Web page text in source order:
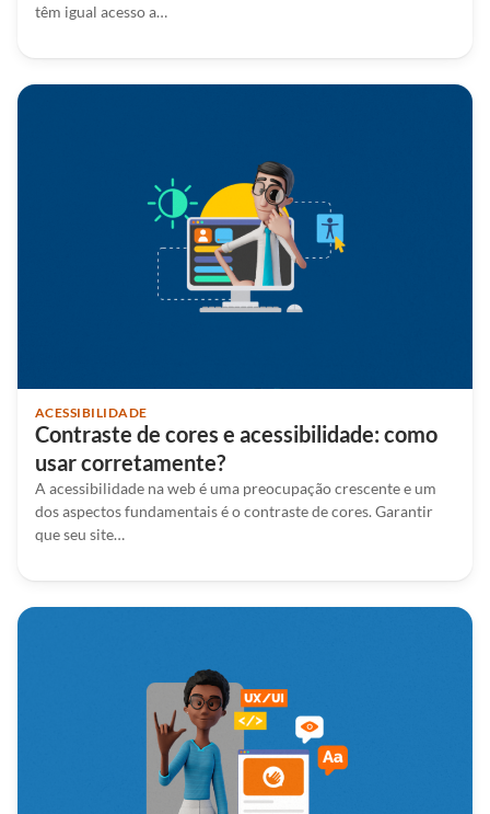
têm igual acesso a…
ACESSIBILIDADE
Contraste de cores e acessibilidade: como
usar corretamente?
A acessibilidade na web é uma preocupação crescente e um
dos aspectos fundamentais é o contraste de cores. Garantir
que seu site…